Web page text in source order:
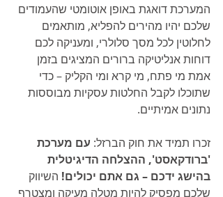
המערכת דואגת באופן אוטומטי שהעמודים
שלכם יהיו מהירים להפליא, מותאמים
לחלוטין לכל מסך סלולרי, ומעניקה לכם
דוחות אנליטיקה ברורים המציגים בזמן
אמת מי פתח, מי קרא ומי הקליק – כדי
שתוכלו לקבל החלטות עסקיות מבוססות
נתונים אמיתיים.
זכרו תמיד את חוק הברזל: עם מערכת
'ברודקאסט', ההצלחה הדיגיטלית
בהישג ידכם – גם אתם יכולים! השיווק
שלכם מפסיק להיות מטלה מעיקה ומצטרף